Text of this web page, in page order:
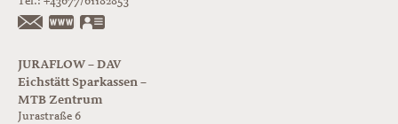
https://www.glorer-huette.at/
JURAFLOW – DAV
Eichstätt Sparkassen –
MTB Zentrum
Jurastraße 6